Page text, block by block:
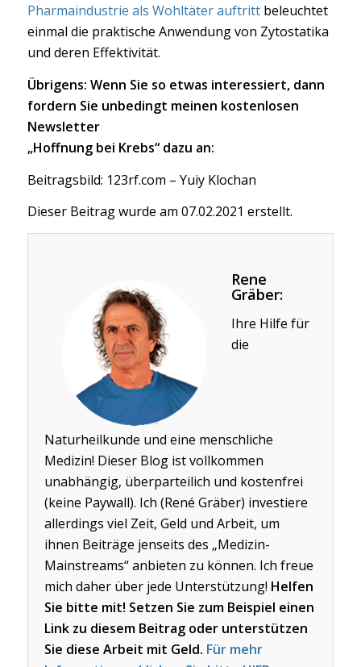
Pharmaindustrie als Wohltäter auftrittbeleuchtet
einmal die praktische Anwendung von Zytostatika
und deren Effektivität.
Übrigens: Wenn Sie so etwas interessiert, dann
fordern Sie unbedingt meinen kostenlosen
Newsletter
„Hoffnung bei Krebs“ dazu an:
Beitragsbild: 123rf.com – Yuiy Klochan
Dieser Beitrag wurde am 07.02.2021 erstellt.
Rene
Gräber:
Ihre Hilfe für
die
Naturheilkunde und eine menschliche
Medizin! Dieser Blog ist vollkommen
unabhängig, überparteilich und kostenfrei
(keine Paywall). Ich (René Gräber) investiere
allerdings viel Zeit, Geld und Arbeit, um
ihnen Beiträge jenseits des „Medizin-
Mainstreams“ anbieten zu können. Ich freue
mich daher über jede Unterstützung! Helfen
Sie bitte mit! Setzen Sie zum Beispiel einen
Link zu diesem Beitrag oder unterstützen
Sie diese Arbeit mit Geld. Für mehr